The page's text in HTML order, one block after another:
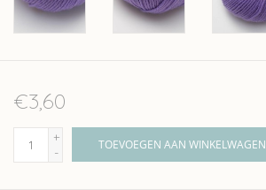
€3,60
+
-
TOEVOEGEN AAN WINKELWAGEN